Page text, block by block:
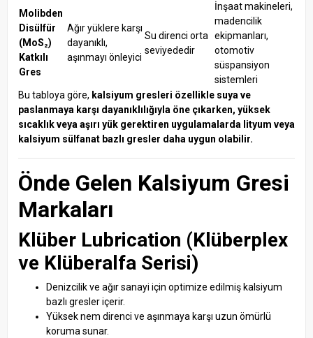
Molibden
Disülfür
(MoS₂)
Katkılı
Gres
Ağır yüklere karşı
dayanıklı,
aşınmayı önleyici
Su direnci orta
seviyededir
İnşaat makineleri,
madencilik
ekipmanları,
otomotiv
süspansiyon
sistemleri
Bu tabloya göre, kalsiyum gresleri özellikle suya ve
paslanmaya karşı dayanıklılığıyla öne çıkarken, yüksek
sıcaklık veya aşırı yük gerektiren uygulamalarda lityum veya
kalsiyum sülfanat bazlı gresler daha uygun olabilir.
Önde Gelen Kalsiyum Gresi
Markaları
Klüber Lubrication (Klüberplex
ve Klüberalfa Serisi)
Denizcilik ve ağır sanayi için optimize edilmiş kalsiyum
bazlı gresler içerir.
Yüksek nem direnci ve aşınmaya karşı uzun ömürlü
koruma sunar.